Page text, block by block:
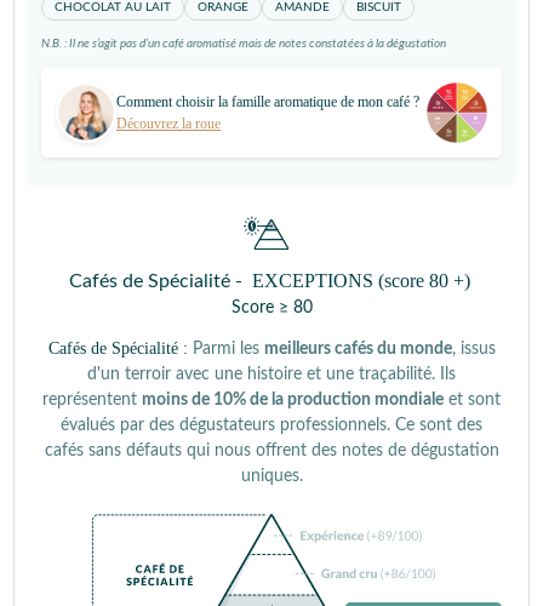
CHOCOLAT AU LAIT ORANGE AMANDE BISCUIT
N.B. : Il ne s’agit pas d’un café aromatisé mais de notes constatées à la dégustation
Comment choisir la famille aromatique de mon café ?
Découvrez la roue
Cafés de Spécialité - EXCEPTIONS (score 80 +)
Score ≥ 80
Cafés de Spécialité : Parmi les meilleurs cafés du monde, issus
d'un terroir avec une histoire et une traçabilité. Ils
représentent moins de 10% de la production mondiale et sont
évalués par des dégustateurs professionnels. Ce sont des
cafés sans défauts qui nous offrent des notes de dégustation
uniques.